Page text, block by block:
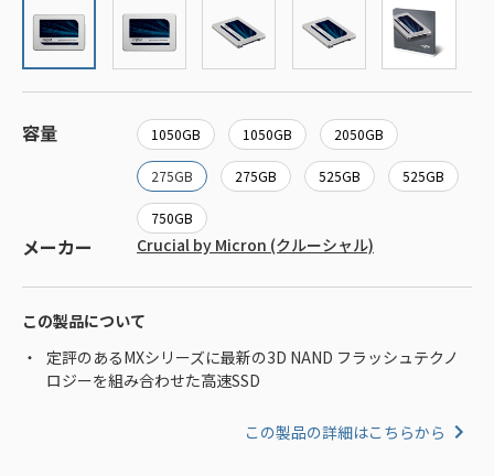
容量 1050GB 1050GB 2050GB
275GB 275GB 525GB 525GB
750GB
メーカー Crucial by Micron (クルーシャル)
この製品について
定評のあるMXシリーズに最新の3D NAND フラッシュテクノ
ロジーを組み合わせた高速SSD
この製品の詳細はこちらから